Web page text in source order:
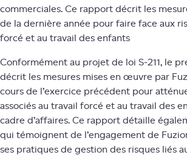
commerciales. Ce rapport décrit les
de la dernière année pour faire face aux
forcé et au travail des enfants
Conformément au projet de loi S-211, le
décrit les mesures mises en œuvre par
cours de l’exercice précédent pour
associés au travail forcé et au travail des
cadre d’affaires. Ce rapport détaille
qui témoignent de l’engagement de
ses pratiques de gestion des risques liés